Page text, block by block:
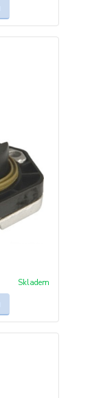
Skladem